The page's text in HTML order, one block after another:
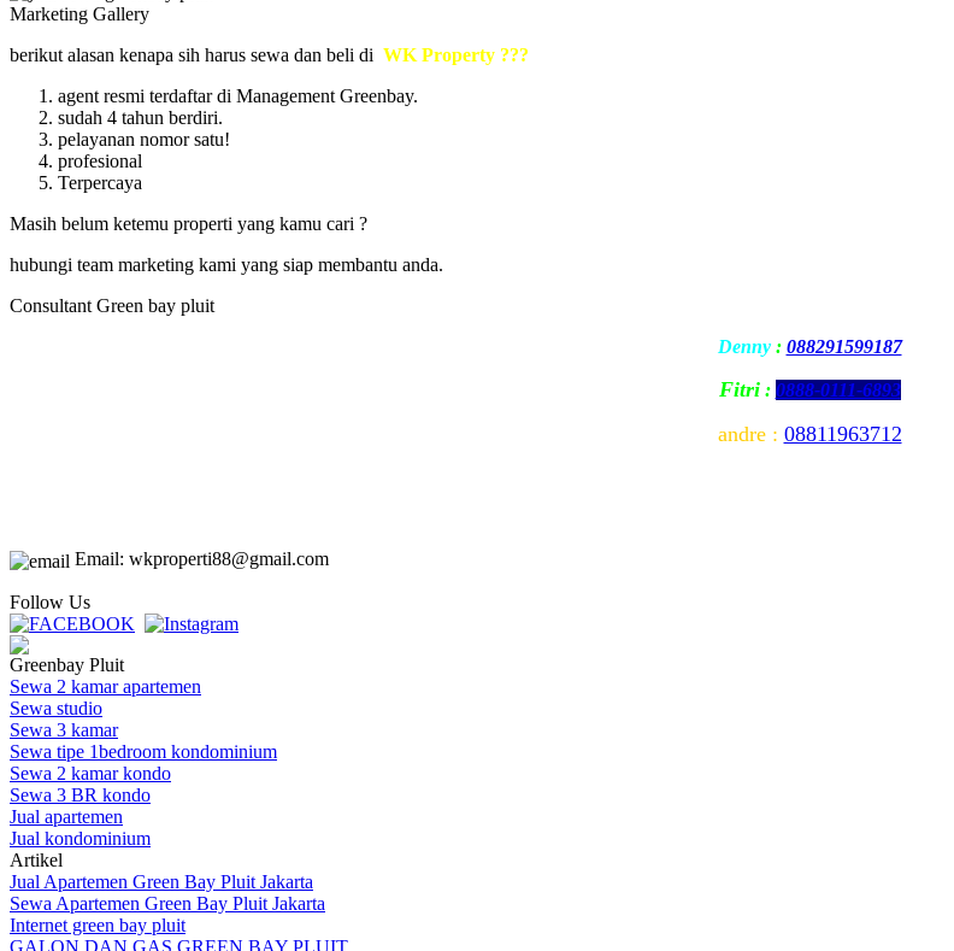
Marketing Gallery
berikut alasan kenapa sih harus sewa dan beli di WK Property ???
agent resmi terdaftar di Management Greenbay.
sudah 4 tahun berdiri.
pelayanan nomor satu!
profesional
Terpercaya
Masih belum ketemu properti yang kamu cari ?
hubungi team marketing kami yang siap membantu anda.
Consultant Green bay pluit
Denny: 088291599187
Fitri: 0888-0111-6893
andre : 08811963712
Email: wkproperti88@gmail.com
Follow Us
Greenbay Pluit
Sewa 2 kamar apartemen
Sewa studio
Sewa 3 kamar
Sewa tipe 1bedroom kondominium
Sewa 2 kamar kondo
Sewa 3 BR kondo
Jual apartemen
Jual kondominium
Artikel
Jual Apartemen Green Bay Pluit Jakarta
Sewa Apartemen Green Bay Pluit Jakarta
Internet green bay pluit
GALON DAN GAS GREEN BAY PLUIT